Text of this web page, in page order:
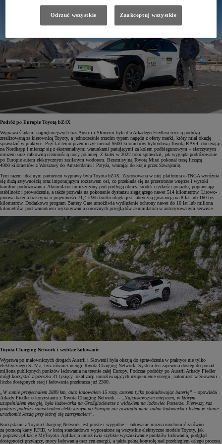
Podróż po Europie Toyotą bZ4X
Wyprawa śladami najpiękniejszych tras Austrii i Słowenii była dla Arkadego Fiedlera trzecią podróżą
zrealizowaną za kierownicą Toyoty, a jednocześnie trzecim typem napędu z oferty marki, który miał okazję
sprawdzić w praktyce. Pięć lat temu przemierzył niemal 9500 kilometrów hybrydową Toyotą RAV4, docierając
na Nordkapp i mierząc się z ekstremalnymi warunkami panującymi za kołem podbiegunowym – siarczystym
mrozem oraz całkowitą ciemnością nocy polarnej. Z kolei w 2022 roku sprawdził, jak wygląda podróżowanie
po Europie autem elektrycznym zasilanym wodorem. Bezemisyjną Toyotą Mirai pokonał trasę liczącą
4900 kilometrów z Warszawy do Amsterdamu i Paryża, wracając do kraju przez Szwajcarię.
Tym razem idealnym partnerem wyprawy była Toyota bZ4X. Zastosowana w niej platforma e-TNGA wyróżnia
się dużą sztywnością oraz imponującym rozstawem osi, co przekłada się na przestronne wnętrze i wysoki
komfort podróżowania. Akumulator umieszczony pod podłogą obniża środek ciężkości pojazdu, poprawiając
stabilność i prowadzenie, a także pozwala na pokonanie dystansu sięgającego nawet 514 kilometrów. Litowo-
jonowa bateria trakcyjna o pojemności 71,4 kWh brutto objęta jest fabryczną gwarancją na 8 lat lub 160 tys.
kilometrów. Dodatkowo program Battery Care umożliwia wydłużenie ochrony nawet do 10 lat lub miliona
kilometrów, pod warunkiem wykonywania corocznych przeglądów akumulatora w autoryzowanym serwisie.
Toyota Charging Network i szybkie ładowanie
Wyprawa po malowniczych drogach Austrii i Słowenii była okazją do sprawdzenia w praktyce nie tylko
elektrycznego SUV-a, lecz również usługi Toyota Charging Network. System ten zapewnia dostęp do ponad
miliona publicznych punktów ładowania na terenie całej Europy. Podczas podróży po Austrii Arkady Fiedler
mógł korzystać z przeszło 31 tysięcy lokalizacji umożliwiających uzupełnienie energii, natomiast w Słowenii
liczba dostępnych stacji ładowania przekracza już 2300.
„W sumie przejechałem 2889 km, auto ładowałem 15 razy, czasem tylko podładowując baterię” – opowiada
Arkady Fiedler o korzystaniu z Toyota Charging Network. –
„Najciekawszym miejscem, w którym
uzupełniałem energię, była ładowarka na Großglocknerze z widokiem na lodowiec Pasterze. Pierwszy raz
podczas podróży samochodem elektrycznym po Europie nie zawiodła mnie żadna ładowarka i byłem w stanie
uruchomić każdą przy której się zatrzymałem”.
Korzystanie z Toyota Charging Network jest proste i wygodne – ładowanie można uruchomić zarówno
za pomocą karty RFID, w którą standardowo wyposażone są wszystkie elektryczne modele Toyoty, jak
i poprzez aplikację MyToyota. Aplikacja umożliwia szybkie wyszukiwanie punktów ładowania, podgląd
dostępności przyłączy, mocy ładowania oraz cen energii, a także pełną kontrolę nad przebiegiem całego procesu.
Odrzuć wszystkie Zaakceptuj wszystkie